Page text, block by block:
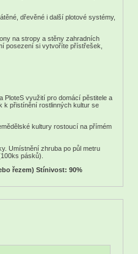
dřevěné i další plotové systémy,
na stropy a stěny zahradních
posezení si vytvoříte přístřešek,
využití pro domácí pěstitele a
k přistínění rostlinných kultur se
kultury rostoucí na přímém
Umístnění zhruba po půl metru
pásků).
řezem) Stínivost: 90%